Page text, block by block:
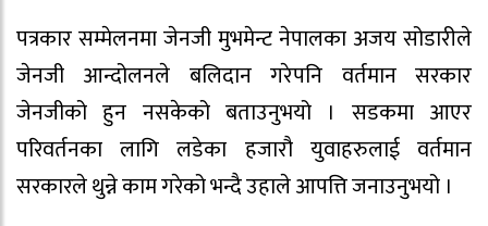
पत्रकार सम्मेलनमा जेनजी मुभमेन्ट नेपालका अजय सोडारीले
जेनजी आन्दोलनले बलिदान गरेपनि वर्तमान सरकार
जेनजीको हुन नसकेको बताउनुभयो । सडकमा आएर
परिवर्तनका लागि लडेका हजारौ युवाहरुलाई वर्तमान
सरकारले थुन्ने काम गरेको भन्दै उहाले आपत्ति जनाउनुभयो ।